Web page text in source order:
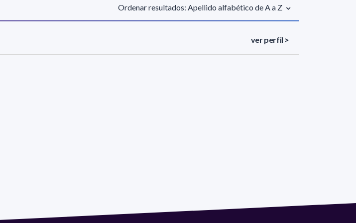
Ordenar resultados: Apellido alfabético de A a Z
ver perfil >